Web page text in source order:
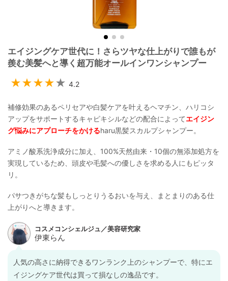
エイジングケア世代に！さらツヤな仕上がりで誰もが
羨む美髪へと導く超万能オールインワンシャンプー
4.2
補修効果のあるペリセアや白髪ケアを叶えるヘマチン、ハリコシ
アップをサポートするキャピキシルなどの配合によってエイジン
グ悩みにアプローチをかけるharu黒髪スカルプシャンプー。
アミノ酸系洗浄成分に加え、100%天然由来・10個の無添加処方を
実現しているため、頭皮や毛髪への優しさを求める人にもピッタ
リ。
パサつきがちな髪もしっとりうるおいを与え、まとまりのある仕
上がりへと導きます。
人気の高さに納得できるワンランク上のシャンプーで、特にエ
イジングケア世代は買って損なしの逸品です。